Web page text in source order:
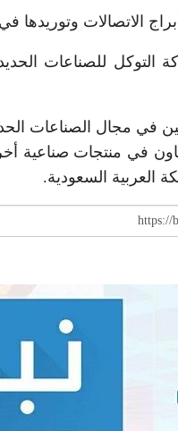
الاتصالات وتوريدها
التوكل للصناعات
في مجال الصناعات
في منتجات صناعية
العربية السعودية.